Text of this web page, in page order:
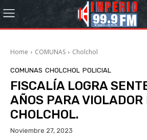
Home COMUNAS Cholchol
COMUNAS CHOLCHOL POLICIAL
FISCALÍA LOGRA
AÑOS PARA
CHOLCHOL.
Noviembre 27, 2023